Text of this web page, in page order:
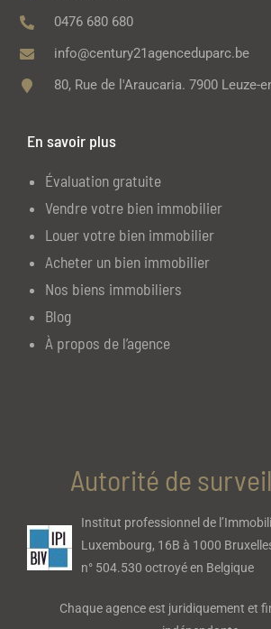
0476 680 680
info@century21agenceduparc.be
80, Rue de l'Araucaria. 7900 Leuze-
En savoir plus
Évaluation gratuite
Vendre votre bien immobilier
Louer votre bien immobilier
Acheter un bien immobilier
Nos biens immobiliers
Blog
À propos de l’agence
Autorité de
Institut professionnel de
Luxembourg, 16B à 1000
n° 504.530 octroyé en Belgique
Chaque agence est juridiquement et